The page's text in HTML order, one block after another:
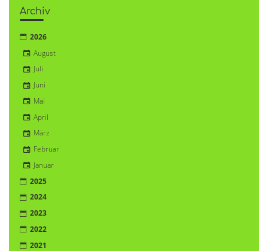
Archiv
2026
August
Juli
Juni
Mai
April
März
Februar
Januar
2025
2024
2023
2022
2021